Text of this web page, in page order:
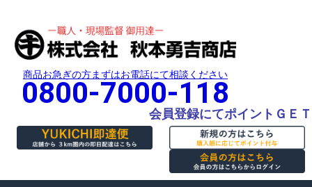
商品お急ぎの方まずはお電話にて相談ください
0800-7000-118
会員登録にてポイントＧＥＴ